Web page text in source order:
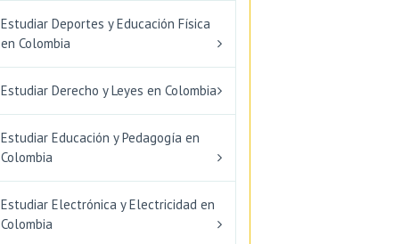
Estudiar Deportes y Educación Física
en Colombia
Estudiar Derecho y Leyes en Colombia
Estudiar Educación y Pedagogía en
Colombia
Estudiar Electrónica y Electricidad en
Colombia